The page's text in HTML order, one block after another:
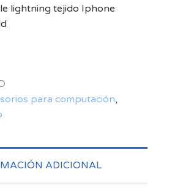
lightning tejido Iphone
para computación,
ADICIONAL